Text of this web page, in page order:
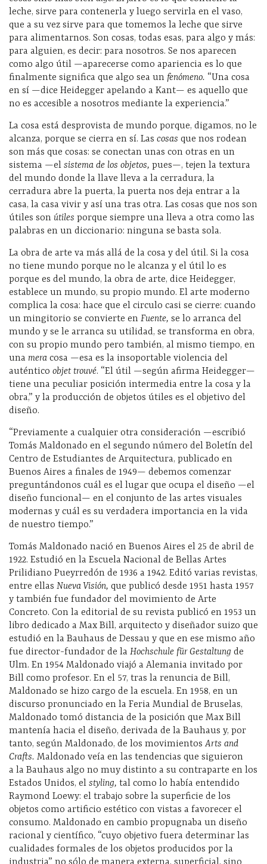
leche, sirve para contenerla y luego servirla en el vaso,
que a su vez sirve para que tomemos la leche que sirve
para alimentarnos. Son cosas, todas esas, para algo y más:
para alguien, es decir: para nosotros. Se nos aparecen
como algo útil —aparecerse como apariencia es lo que
finalmente significa que algo sea un fenómeno. “Una cosa
en sí —dice Heidegger apelando a Kant— es aquello que
no es accesible a nosotros mediante la experiencia.”
La cosa está desprovista de mundo porque, digamos, no le
alcanza, porque se cierra en sí. Las cosas que nos rodean
son más que cosas: se conectan unas con otras en un
sistema —el sistema de los objetos, pues—, tejen la textura
del mundo donde la llave lleva a la cerradura, la
cerradura abre la puerta, la puerta nos deja entrar a la
casa, la casa vivir y así una tras otra. Las cosas que nos son
útiles son útiles porque siempre una lleva a otra como las
palabras en un diccionario: ninguna se basta sola.
La obra de arte va más allá de la cosa y del útil. Si la cosa
no tiene mundo porque no le alcanza y el útil lo es
porque es del mundo, la obra de arte, dice Heidegger,
establece un mundo, su propio mundo. El arte moderno
complica la cosa: hace que el circulo casi se cierre: cuando
un mingitorio se convierte en Fuente, se lo arranca del
mundo y se le arranca su utilidad, se transforma en obra,
con su propio mundo pero también, al mismo tiempo, en
una mera cosa —esa es la insoportable violencia del
auténtico objet trouvé. “El útil —según afirma Heidegger—
tiene una peculiar posición intermedia entre la cosa y la
obra,” y la producción de objetos útiles es el objetivo del
diseño.
“Previamente a cualquier otra consideración —escribió
Tomás Maldonado en el segundo número del Boletín del
Centro de Estudiantes de Arquitectura, publicado en
Buenos Aires a finales de 1949— debemos comenzar
preguntándonos cuál es el lugar que ocupa el diseño —el
diseño funcional— en el conjunto de las artes visuales
modernas y cuál es su verdadera importancia en la vida
de nuestro tiempo.”
Tomás Maldonado nació en Buenos Aires el 25 de abril de
1922. Estudió en la Escuela Nacional de Bellas Artes
Prilidiano Pueyrredón de 1936 a 1942. Editó varias revistas,
entre ellas Nueva Visión, que publicó desde 1951 hasta 1957
y también fue fundador del movimiento de Arte
Concreto. Con la editorial de su revista publicó en 1953 un
libro dedicado a Max Bill, arquitecto y diseñador suizo que
estudió en la Bauhaus de Dessau y que en ese mismo año
fue director-fundador de la Hochschule für Gestaltung de
Ulm. En 1954 Maldonado viajó a Alemania invitado por
Bill como profesor. En el 57, tras la renuncia de Bill,
Maldonado se hizo cargo de la escuela. En 1958, en un
discurso pronunciado en la Feria Mundial de Bruselas,
Maldonado tomó distancia de la posición que Max Bill
mantenía hacia el diseño, derivada de la Bauhaus y, por
tanto, según Maldonado, de los movimientosArts and
Crafts. Maldonado veía en las tendencias que siguieron
a la Bauhaus algo no muy distinto a su contraparte en los
Estados Unidos, el styling, tal como lo había entendido
Raymond Loewy: el trabajo sobre la superficie de los
objetos como artificio estético con vistas a favorecer el
consumo. Maldonado en cambio propugnaba un diseño
racional y científico, “cuyo objetivo fuera determinar las
cualidades formales de los objetos producidos por la